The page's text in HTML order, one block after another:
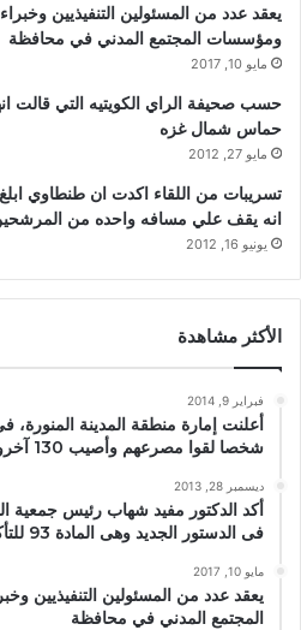
يعقد عدد من المسئولين التنفيذيين
ومؤسسات المجتمع المدني في محافظة
مايو 10, 2017
حسب صحيفة الراي الكويتيه التي قالت
حماس شمال غزه
مايو 27, 2012
تسريبات من اللقاء اكدت ان طنطاوي
انه يقف علي مسافه واحده من
يونيو 16, 2012
الأكثر مشاهدة
فبراير 9, 2014
شخصا لقوا مصرعهم وأصيب 130 آخرون باختناقات إثر
ديسمبر 28, 2013
أكد الدكتور مفيد شهاب رئيس جمعية
فى الدستور الجديد وهى المادة 93 للتأكيد على احترام مصر
مايو 10, 2017
يعقد عدد من المسئولين التنفيذيين
المجتمع المدني في محافظة